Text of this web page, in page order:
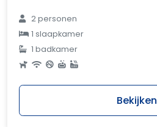
2 personen
1 slaapkamer
1 badkamer
Bekijken